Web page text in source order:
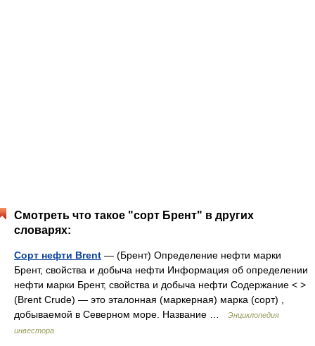
Смотреть что такое "сорт Брент" в других
словарях:
Сорт нефти Brent — (Брент) Определение нефти марки
Брент, свойства и добыча нефти Информация об определении
нефти марки Брент, свойства и добыча нефти Содержание < >
(Brent Crude) — это эталонная (маркерная) марка (сорт) ,
добываемой в Северном море. Название …
Энциклопедия
инвестора